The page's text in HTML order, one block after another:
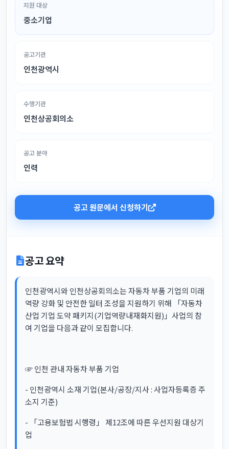
지원 대상
중소기업
공고기관
인천광역시
수행기관
인천상공회의소
공고 분야
인력
공고 원문에서 신청하기
공고 요약
인천광역시와 인천상공회의소는 자동차 부품 기업의 미래
역량 강화 및 안전한 일터 조성을 지원하기 위해 「자동차
산업 기업 도약 패키지(기업역량내재화지원)」사업의 참
여 기업을 다음과 같이 모집합니다.
☞ 인천 관내 자동차 부품 기업
- 인천광역시 소재 기업(본사/공장/지사 : 사업자등록증 주
소지 기준)
- 「고용보험법 시행령」 제12조에 따른 우선지원 대상기
업